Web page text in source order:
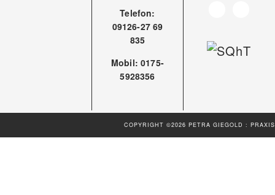
Telefon:
09126-27 69
835
Mobil: 0175-
5928356
COPYRIGHT ©2026 PETRA GIEGOLD :